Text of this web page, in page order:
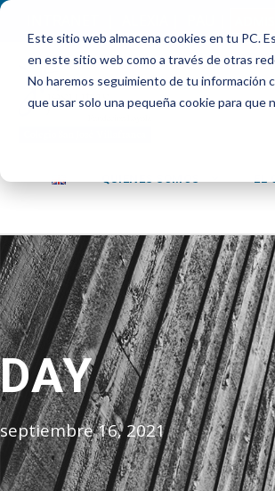
Este sitio web almacena cookies en tu PC.
en este sitio web como a través de otras
No haremos seguimiento de tu información
que usar solo una pequeña cookie para
DAY
septiembre 16, 2021